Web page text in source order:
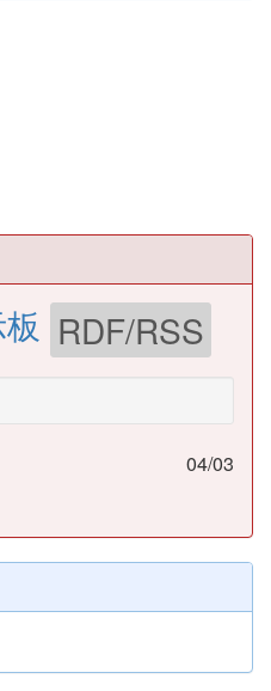
RDF/RSS
04/03